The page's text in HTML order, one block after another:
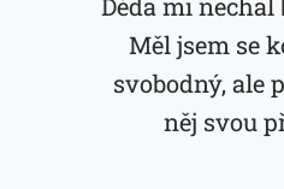
Děda mi
Měl jsem se
svobodný, ale
něj svou